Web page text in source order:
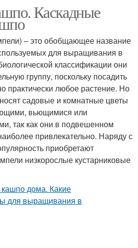
Каскадные
– это обобщающее название
для выращивания в
классификации они
группу, поскольку посадить
практически любое растение. Но
садовые и комнатные цветы
вьющимися или
так как они в подвешенном
привлекательно. Наряду с
приобретают
низкорослые кустарниковые